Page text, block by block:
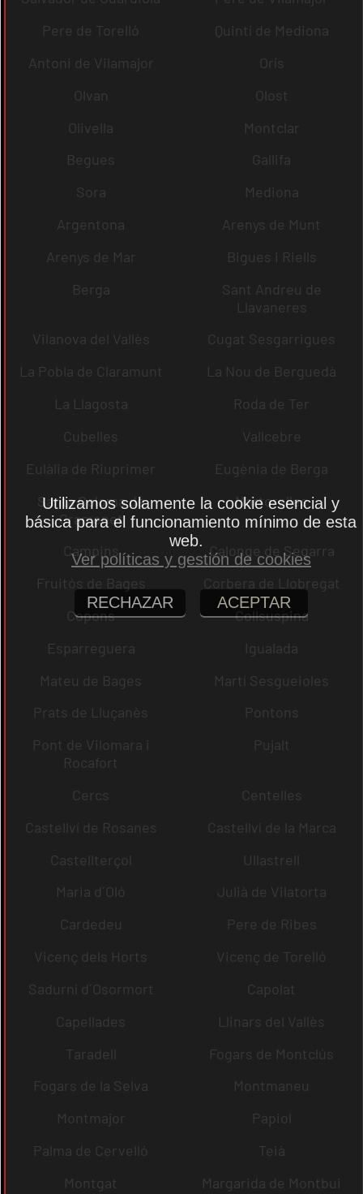
Pere de Torelló
Quintí de Mediona
Antoni de Vilamajor
Orís
Olvan
Olost
Olivella
Montclar
Begues
Gallifa
Sora
Mediona
Argentona
Arenys de Munt
Arenys de Mar
Bigues i Riells
Berga
Sant Andreu de
Llavaneres
Vilanova del Vallès
Cugat Sesgarrigues
La Pobla de Claramunt
La Nou de Berguedà
La Llagosta
Roda de Ter
Cubelles
Vallcebre
Eulàlia de Riuprimer
Eugènia de Berga
Santa Coloma de
Gramenet
Martorelles
Campins
Calonge de Segarra
Fruitós de Bages
Corbera de Llobregat
Copons
Collsuspina
Esparreguera
Igualada
Mateu de Bages
Martí Sesgueioles
Prats de Lluçanès
Pontons
Pont de Vilomara i
Rocafort
Pujalt
Cercs
Centelles
Castellví de Rosanes
Castellví de la Marca
Castellterçol
Ullastrell
Maria d´Oló
Julià de Vilatorta
Cardedeu
Pere de Ribes
Vicenç dels Horts
Vicenç de Torelló
Sadurní d´Osormort
Capolat
Capellades
Llinars del Vallès
Taradell
Fogars de Montclús
Fogars de la Selva
Montmaneu
Montmajor
Papiol
Palma de Cervelló
Teià
Montgat
Margarida de Montbui
Utilizamos solamente la cookie esencial y
básica para el funcionamiento mínimo de esta
web.
Ver políticas y gestión de cookies
RECHAZAR ACEPTAR